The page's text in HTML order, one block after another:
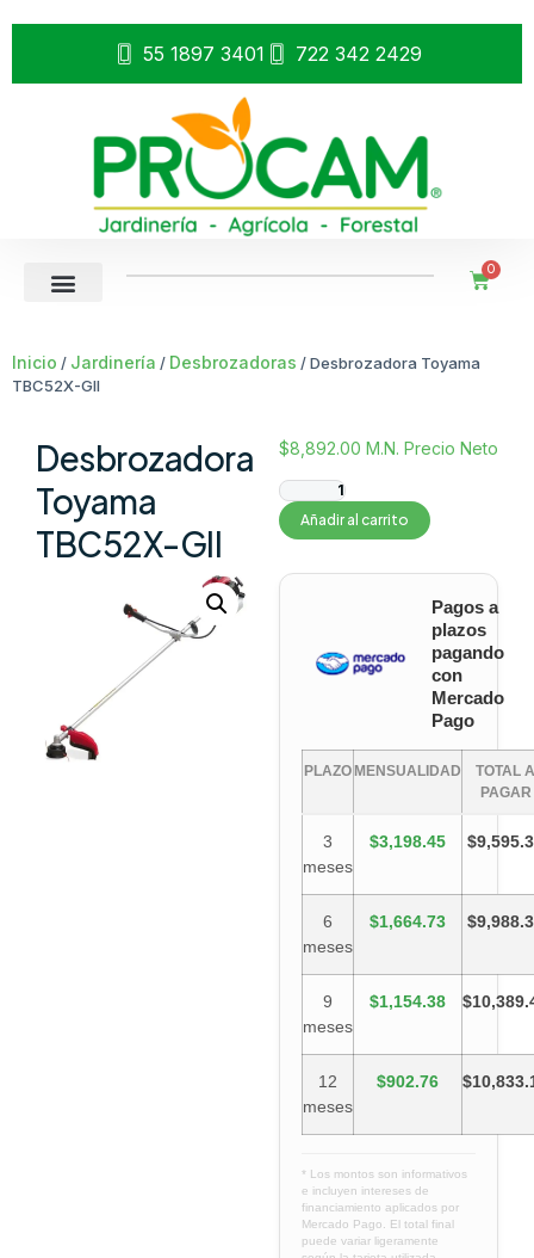
55 1897 3401 722 342 2429
0
Inicio / Jardinería / Desbrozadoras / Desbrozadora Toyama
TBC52X-GII
Desbrozadora
Toyama
TBC52X-GII
$8,892.00 M.N. Precio Neto
Añadir al carrito
Pagos a
plazos
pagando
con
Mercado
Pago
PLAZO MENSUALIDAD
TOTAL A
PAGAR
3
meses
$3,198.45
6
meses
$1,664.73
9
meses
$1,154.38
12
meses
$902.76
* Los montos son informativos
e incluyen intereses de
financiamiento aplicados por
Mercado Pago. El total final
puede variar ligeramente